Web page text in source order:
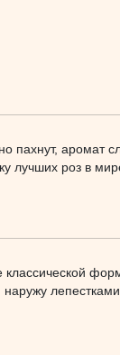
пахнут, аромат
лучших роз в
классической